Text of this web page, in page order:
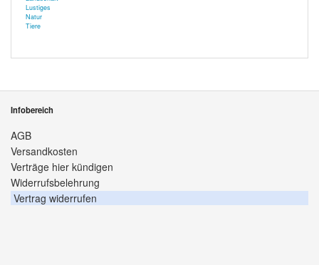
Lustiges
Natur
Tiere
Infobereich
AGB
Versandkosten
Verträge hier kündigen
Widerrufsbelehrung
Vertrag widerrufen